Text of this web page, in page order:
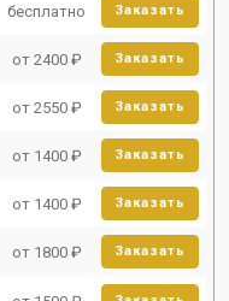
бесплатно Заказать
от 2400 ₽ Заказать
от 2550 ₽ Заказать
от 1400 ₽ Заказать
от 1400 ₽ Заказать
от 1800 ₽ Заказать